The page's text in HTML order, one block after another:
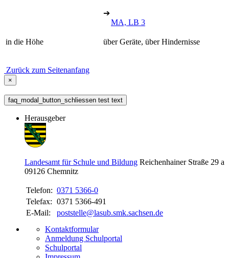
➔
MA, LB 3
in die Höhe über Geräte, über Hindernisse
Zurück zum Seitenanfang
×
faq_modal_button_schliessen test text
Herausgeber
Landesamt für Schule und Bildung Reichenhainer Straße 29 a
09126 Chemnitz
Telefon: 0371 5366-0
Telefax: 0371 5366-491
E-Mail:
poststelle@lasub.smk.sachsen.de
Kontaktformular
Anmeldung Schulportal
Schulportal